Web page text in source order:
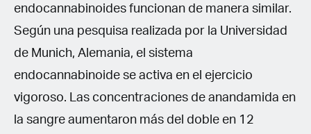
endocannabinoides funcionan de manera similar.
Según una pesquisa realizada por la Universidad
de Munich, Alemania, el sistema
endocannabinoide se activa en el ejercicio
vigoroso. Las concentraciones de anandamida en
la sangre aumentaron más del doble en 12